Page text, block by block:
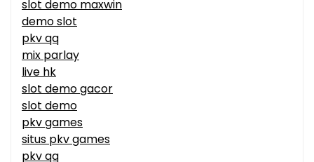
slot demo maxwin
demo slot
pkv qq
mix parlay
live hk
slot demo gacor
slot demo
pkv games
situs pkv games
pkv qq